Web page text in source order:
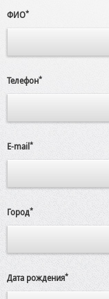
ФИО*
Телефон*
E-mail *
Город*
Дата рождения*